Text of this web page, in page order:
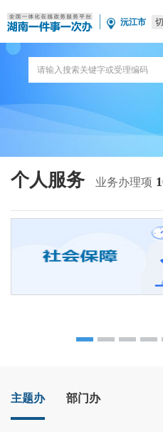
沅江市
个人服务 业务办理项
主题办 部门办